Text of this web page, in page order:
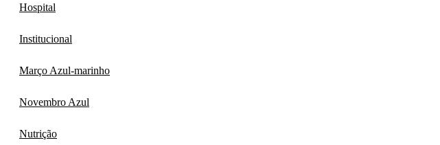
Hospital
Institucional
Março Azul-marinho
Novembro Azul
Nutrição